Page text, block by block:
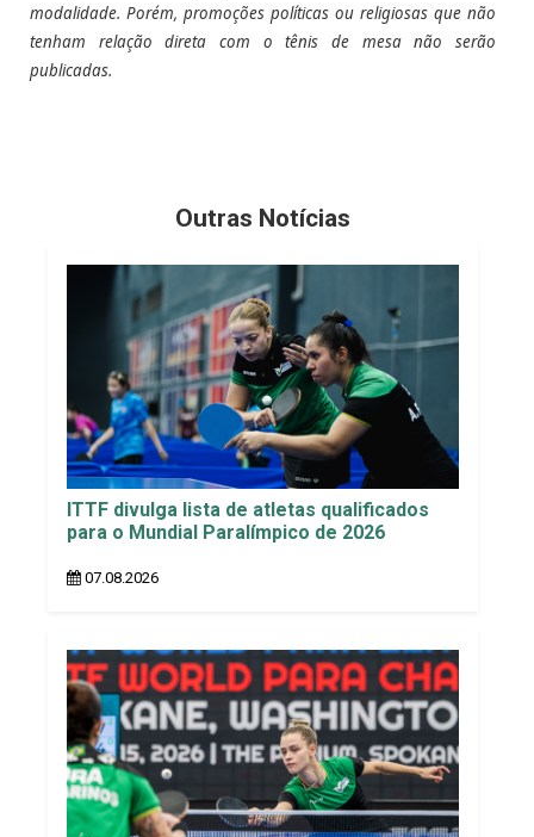
modalidade. Porém, promoções políticas ou religiosas que não
tenham relação direta com o tênis de mesa não serão
publicadas.
Outras Notícias
ITTF divulga lista de atletas qualificados
para o Mundial Paralímpico de 2026
07.08.2026